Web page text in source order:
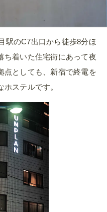
駅のC7出口から徒歩8分ほ
ち着いた住宅街にあって夜
点としても、新宿で終電を
ステルです。